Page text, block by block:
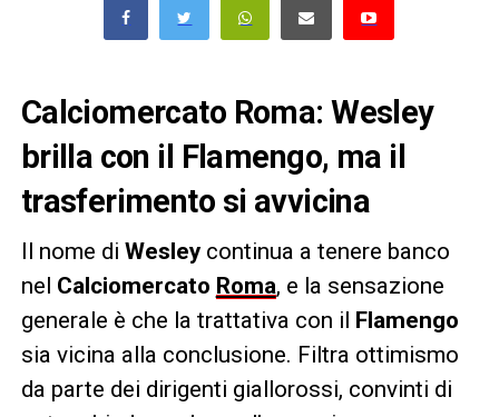
Calciomercato Roma: Wesley
brilla con il Flamengo, ma il
trasferimento si avvicina
Il nome di Wesleycontinua a tenere banco
nel Calciomercato Roma, e la sensazione
generale è che la trattativa con il Flamengo
sia vicina alla conclusione. Filtra ottimismo
da parte dei dirigenti giallorossi, convinti di